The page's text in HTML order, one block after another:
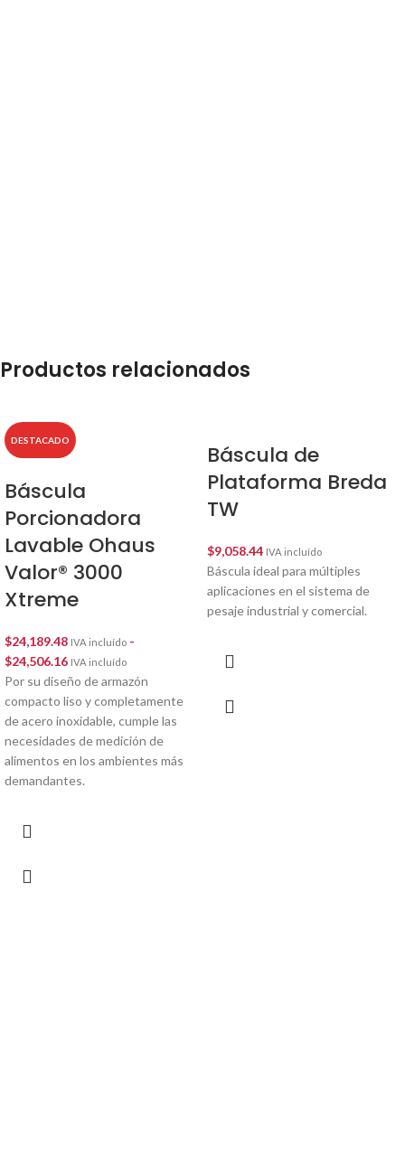
Productos relacionados
DESTACADO
Báscula
Porcionadora
Lavable Ohaus
Valor® 3000
Xtreme
$24,189.48 IVA incluído -
$24,506.16 IVA incluído
Por su diseño de armazón
compacto liso y completamente
de acero inoxidable, cumple las
necesidades de medición de
alimentos en los ambientes más
demandantes.
Báscula de
Plataforma Breda
TW
$9,058.44 IVA incluído
Báscula ideal para múltiples
aplicaciones en el sistema de
pesaje industrial y comercial.